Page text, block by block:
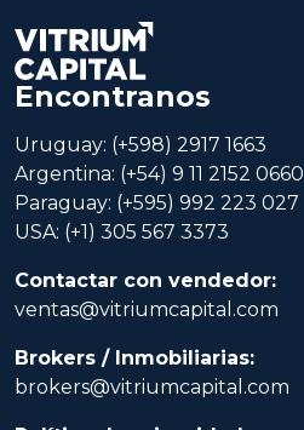
Encontranos
Uruguay: (+598) 2917 1663
Argentina: (+54) 9 11 2152 0660
Paraguay: (+595) 992 223 027
USA: (+1) 305 567 3373
Contactar con vendedor:
ventas@vitriumcapital.com
Brokers / Inmobiliarias:
brokers@vitriumcapital.com